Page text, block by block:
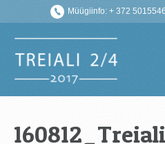
Müügiinfo: + 372 5015546